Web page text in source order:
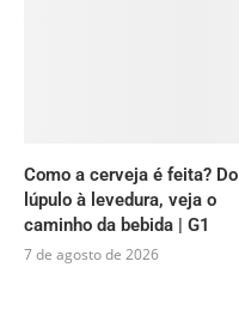
Como a cerveja é feita? Do
lúpulo à levedura, veja o
caminho da bebida | G1
7 de agosto de 2026